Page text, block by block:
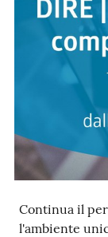
Re
gis
ti
Continua il
l'ambiente